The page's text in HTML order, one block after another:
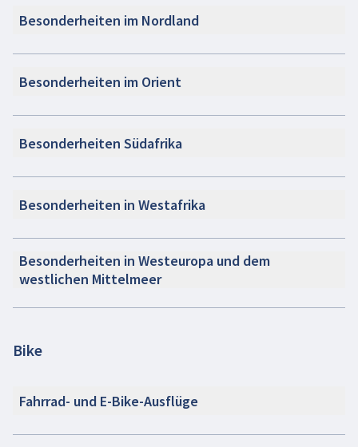
Besonderheiten im Nordland
Besonderheiten im Orient
Besonderheiten Südafrika
Besonderheiten in Westafrika
Besonderheiten in Westeuropa und dem
westlichen Mittelmeer
Bike
Fahrrad- und E-Bike-Ausflüge